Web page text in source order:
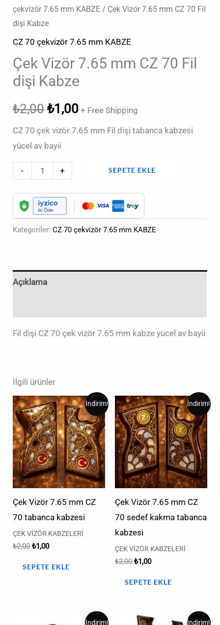
çekvizör 7.65 mm KABZE / Çek Vizör 7.65 mm CZ 70 Fil
dişi Kabze
CZ 70 çekvizör 7.65 mm KABZE
Çek Vizör 7.65 mm CZ 70 Fil
dişi Kabze
₺2,00 ₺1,00 + Free Shipping
CZ 70 çek vizör 7.65 mm Fil dişi tabanca kabzesi
yücel av bayii
- + SEPETE EKLE
Kategoriler:CZ 70 çekvizör 7.65 mm KABZE
Açıklama
Fil dişi CZ 70 çek vizör 7.65 mm kabze yücel av bayii
İlgili ürünler
İndirim!
Çek Vizör 7.65 mm CZ
70 tabanca kabzesi
ÇEK VİZÖR KABZELERİ
₺2,00
Orijinal
fiyat:
₺2,00.
₺1,00
Şu
andaki
fiyat:
₺1,00.
SEPETE EKLE
İndirim!
Çek Vizör 7.65 mm CZ
70 sedef kakma tabanca
kabzesi
ÇEK VİZÖR KABZELERİ
₺2,00
Orijinal
fiyat:
₺2,00.
₺1,00
Şu
andaki
fiyat:
₺1,00.
SEPETE EKLE
İndirim! İndirim!
Orijinal